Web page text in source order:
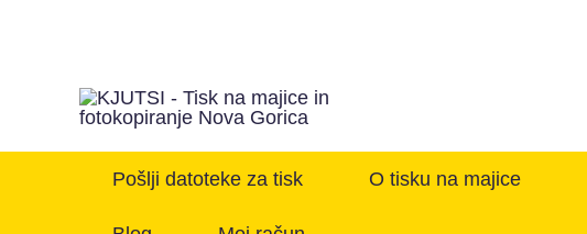
Pošlji datoteke za tisk O tisku na majice